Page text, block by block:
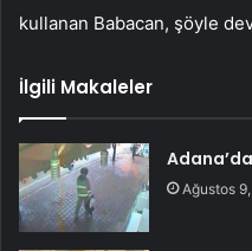
kullanan Babacan, şöyle
İlgili Makaleler
Adana’da
Ağustos